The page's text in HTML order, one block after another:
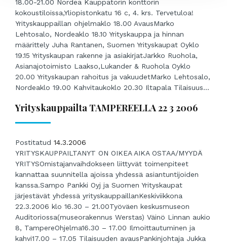
18.00-21.00 Nordea Kauppatorin konttorin
kokoustiloissa,Yliopistonkatu 16 c, 4. krs. Tervetuloa!
Yrityskauppaillan ohjelmaklo 18.00 AvausMarko
Lehtosalo, Nordeaklo 18.10 Yrityskauppa ja hinnan
määrittely Juha Rantanen, Suomen Yrityskaupat Oyklo
19.15 Yrityskaupan rakenne ja asiakirjatJarkko Ruohola,
Asianajotoimisto Laakso,Lukander & Ruohola Oyklo
20.00 Yrityskaupan rahoitus ja vakuudetMarko Lehtosalo,
Nordeaklo 19.00 Kahvitaukoklo 20.30 Iltapala Tilaisuus...
Yrityskauppailta TAMPEREELLA 22 3 2006
Postitatud 14.3.2006
YRITYSKAUPPAILTANYT ON OIKEA AIKA OSTAA/MYYDÄ
YRITYSOmistajanvaihdokseen liittyvät toimenpiteet
kannattaa suunnitella ajoissa yhdessä asiantuntijoiden
kanssa.Sampo Pankki Oyj ja Suomen Yrityskaupat
järjestävät yhdessä yrityskauppaillanKeskiviikkona
22.3.2006 klo 16.30 – 21.00Työväen keskusmuseon
Auditoriossa(museorakennus Werstas) Väinö Linnan aukio
8, TampereOhjelma16.30 – 17.00 Ilmoittautuminen ja
kahvi17.00 – 17.05 Tilaisuuden avausPankinjohtaja Jukka